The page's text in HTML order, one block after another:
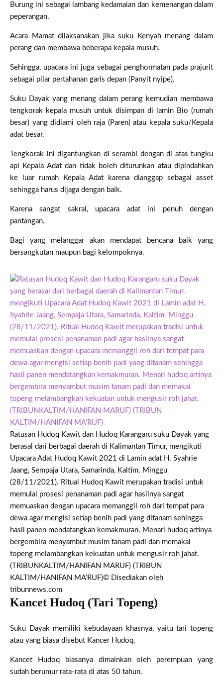
Burung ini sebagai lambang kedamaian dan kemenangan dalam
peperangan.
Acara Mamat dilaksanakan jika suku Kenyah menang dalam
perang dan membawa beberapa kepala musuh.
Sehingga, upacara ini juga sebagai penghormatan pada prajurit
sebagai pilar pertahanan garis depan (Panyit nyipe).
Suku Dayak yang menang dalam perang kemudian membawa
tengkorak kepala musuh untuk disimpan di lamin Bio (rumah
besar) yang didiami oleh raja (Paren) atau kepala suku/Kepala
adat besar.
Tengkorak ini digantungkan di serambi dengan di atas tungku
api Kepala Adat dan tidak boleh diturunkan atau dipindahkan
ke luar rumah Kepala Adat karena dianggap sebagai asset
sehingga harus dijaga dengan baik.
Karena sangat sakral, upacara adat ini penuh dengan
pantangan.
Bagi yang melanggar akan mendapat bencana baik yang
bersangkutan maupun bagi kelompoknya.
Ratusan Hudoq Kawit dan Hudoq Karangaru suku Dayak yang
berasal dari berbagai daerah di Kalimantan Timur, mengikuti
Upacara Adat Hudoq Kawit 2021 di Lamin adat H. Syahrie
Jaang, Sempaja Utara, Samarinda, Kaltim. Minggu
(28/11/2021). Ritual Hudoq Kawit merupakan tradisi untuk
memulai prosesi penanaman padi agar hasilnya sangat
memuaskan dengan upacara memanggil roh dari tempat para
dewa agar mengisi setiap benih padi yang ditanam sehingga
hasil panen mendatangkan kemakmuran. Menari hudoq artinya
bergembira menyambut musim tanam padi dan memakai
topeng melambangkan kekuatan untuk mengusir roh jahat.
(TRIBUNKALTIM/HANIFAN MARUF) (TRIBUN
KALTIM/HANIFAN MA’RUF)© Disediakan oleh
tribunnews.com
Kancet Hudoq (Tari Topeng)
Suku Dayak memiliki kebudayaan khasnya, yaitu tari topeng
atau yang biasa disebut Kancer Hudoq.
Kancet Hudoq biasanya dimainkan oleh perempuan yang
sudah berumur rata-rata di atas 50 tahun.